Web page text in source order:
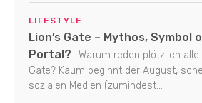
LIFESTYLE
Lion’s Gate – Mythos, Symbol
Portal?
Warum reden plötzlich
Gate? Kaum beginnt der August,
sozialen Medien (zumindest...